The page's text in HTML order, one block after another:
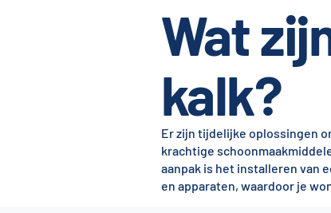
Wat
kalk?
Er zijn tijdelijke oplossingen
krachtige
aanpak is het installeren van
en apparaten, waardoor je